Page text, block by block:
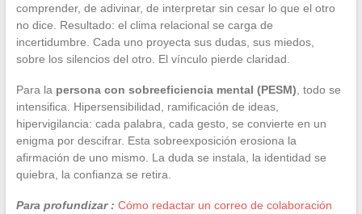
comprender, de adivinar, de interpretar sin cesar lo que el otro
no dice. Resultado: el clima relacional se carga de
incertidumbre. Cada uno proyecta sus dudas, sus miedos,
sobre los silencios del otro. El vínculo pierde claridad.
Para la persona con sobreeficiencia mental (PESM) , todo se
intensifica. Hipersensibilidad, ramificación de ideas,
hipervigilancia: cada palabra, cada gesto, se convierte en un
enigma por descifrar. Esta sobreexposición erosiona la
afirmación de uno mismo. La duda se instala, la identidad se
quiebra, la confianza se retira.
Para profundizar : Cómo redactar un correo de colaboración